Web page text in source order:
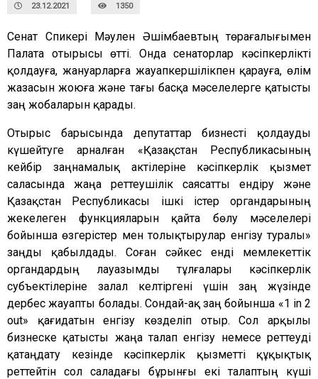
23.12.2021 1350
Сенат Спикері Мәулен Әшімбаевтың төрағалығымен
Палата отырысы өтті. Онда сенаторлар кәсіпкерлікті
қолдауға, жануарларға жауапкершілікпен қарауға, өлім
жазасын жоюға және тағы басқа мәселелерге қатысты
заң жобаларын қарады.
Отырыс барысында депутаттар бизнесті қолдауды
күшейтуге арналған «Қазақстан Республикасының
кейбір заңнамалық актілеріне кәсіпкерлік қызмет
саласында жаңа реттеушілік саясатты ендіру және
Қазақстан Республикасы ішкі істер органдарының
жекелеген функцияларын қайта бөлу мәселелері
бойынша өзгерістер мен толықтырулар енгізу туралы»
заңды қабылдады. Соған сәйкес енді мемлекеттік
органдардың лауазымды тұлғалары кәсіпкерлік
субъектілеріне залал келтіргені үшін заң жүзінде
дербес жауапты болады. Сондай-ақ заң бойынша «1 in 2
out» қағидатын енгізу көзделіп отыр. Сол арқылы
бизнеске қатысты жаңа талап енгізу немесе реттеуді
қатаңдату кезінде кәсіпкерлік қызметті құқықтық
реттейтін сол саладағы бұрынғы екі талаптың күші